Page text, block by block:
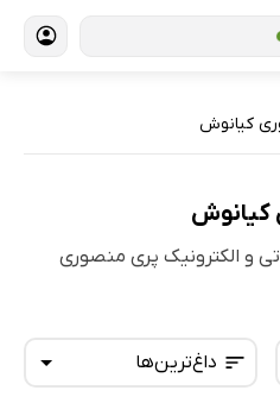
کیانوش
کیانوش
و الکترونیک پری منصوری
داغ‌ترین‌ها